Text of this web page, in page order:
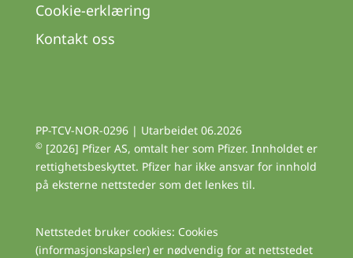
Cookie-erklæring
Kontakt oss
PP-TCV-NOR-0296 | Utarbeidet 06.2026
© [2026] Pfizer AS, omtalt her som Pfizer. Innholdet er
rettighetsbeskyttet. Pfizer har ikke ansvar for innhold
på eksterne nettsteder som det lenkes til.
Nettstedet bruker cookies: Cookies
(informasjonskapsler) er nødvendig for at nettstedet